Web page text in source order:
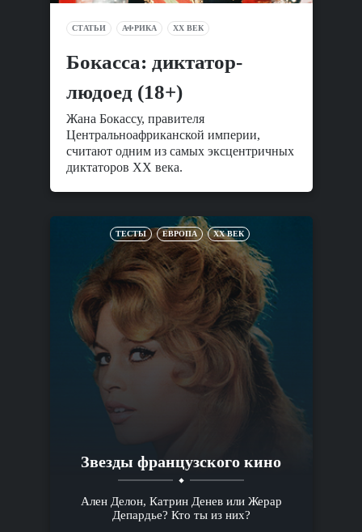
СТАТЬИ АФРИКА XX ВЕК
Бокасса: диктатор-
людоед (18+)
Жана Бокассу, правителя
Центральноафриканской империи,
считают одним из самых эксцентричных
диктаторов XX века.
ТЕСТЫ ЕВРОПА XX ВЕК
Звезды французского кино
Ален Делон, Катрин Денев или Жерар
Депардье? Кто ты из них?